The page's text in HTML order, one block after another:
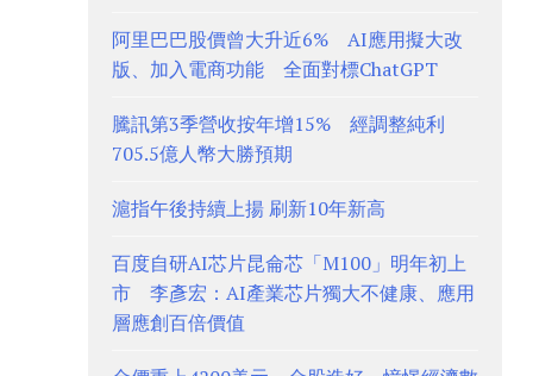
阿里巴巴股價曾大升近6% AI應用擬大改
版、加入電商功能 全面對標ChatGPT
騰訊第3季營收按年增15% 經調整純利
705.5億人幣大勝預期
滬指午後持續上揚 刷新10年新高
百度自研AI芯片昆侖芯「M100」明年初上
市 李彥宏：AI產業芯片獨大不健康、應用
層應創百倍價值